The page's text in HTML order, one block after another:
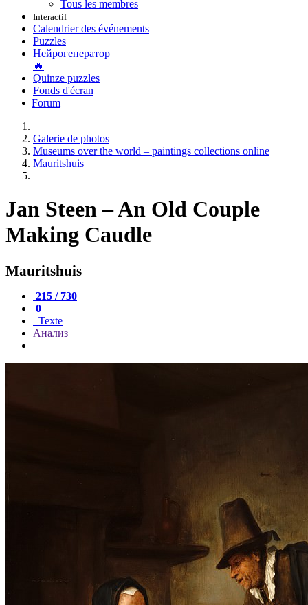
Tous les membres
Interactif
Calendrier des événements
Puzzles
Нейрогенератор
🔥
Quinze puzzles
Fonds d'écran
Forum
Galerie de photos
Museums over the world – paintings collections online
Mauritshuis
Jan Steen – An Old Couple
Making Caudle
Mauritshuis
215 / 730
0
Texte
Анализ